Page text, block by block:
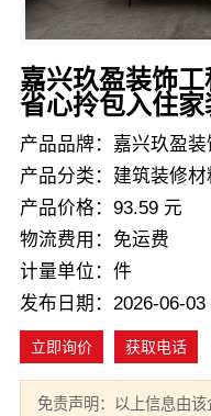
嘉兴玖盈装饰
省心拎包入住
产品品牌：嘉兴玖盈
产品分类：建筑装修材
产品价格：93.59 元
物流费用：免运费
计量单位：件
发布日期：2026-06-03
立即询价 获取电话
免责声明：以上信息由